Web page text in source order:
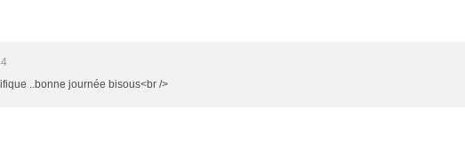
..bonne journée bisous<br />